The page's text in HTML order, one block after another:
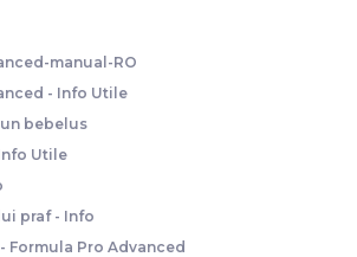
manual-RO
- Info Utile
bebelus
Utile
praf - Info
Formula Pro Advanced